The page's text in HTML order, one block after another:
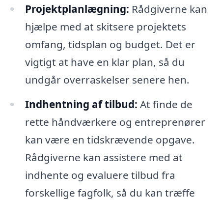
Projektplanlægning: Rådgiverne kan
hjælpe med at skitsere projektets
omfang, tidsplan og budget. Det er
vigtigt at have en klar plan, så du
undgår overraskelser senere hen.
Indhentning af tilbud: At finde de
rette håndværkere og entreprenører
kan være en tidskrævende opgave.
Rådgiverne kan assistere med at
indhente og evaluere tilbud fra
forskellige fagfolk, så du kan træffe